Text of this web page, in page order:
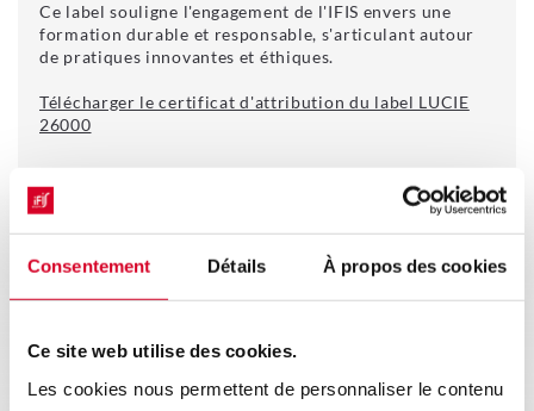
Consentement Détails À propos des cookies
Ce site web utilise des cookies.
Les cookies nous permettent de personnaliser le contenu
Ce label souligne l'engagement de l'IFIS envers une
formation durable et responsable, s'articulant autour
de pratiques innovantes et éthiques.
Télécharger le certificat d'attribution du label LUCIE
26000